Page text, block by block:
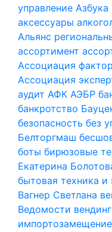
управление Азбука
аксессуары
Альянс
ассортимент
Ассоциация
Ассоциация
аудит АФК АЭБР
банкротство
безопасность без
Белторгмаш
боты бирюзовые
Екатерина
бытовая техника и
Вагнер Светлана
Ведомости вендинг
импортозамещение